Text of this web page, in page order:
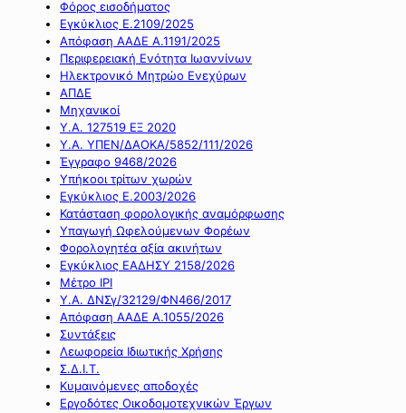
Φόρος εισοδήματος
Εγκύκλιος Ε.2109/2025
Απόφαση ΑΑΔΕ Α.1191/2025
Περιφερειακή Ενότητα Ιωαννίνων
Ηλεκτρονικό Μητρώο Ενεχύρων
ΑΠΔΕ
Μηχανικοί
Υ.Α. 127519 ΕΞ 2020
Υ.Α. ΥΠΕΝ/ΔΑΟΚΑ/5852/111/2026
Έγγραφο 9468/2026
Υπήκοοι τρίτων χωρών
Εγκύκλιος Ε.2003/2026
Κατάσταση φορολογικής αναμόρφωσης
Υπαγωγή Ωφελούμενων Φορέων
Φορολογητέα αξία ακινήτων
Εγκύκλιος ΕΑΔΗΣΥ 2158/2026
Μέτρο IPI
Υ.Α. ΔΝΣγ/32129/ΦΝ466/2017
Απόφαση ΑΑΔΕ Α.1055/2026
Συντάξεις
Λεωφορεία Ιδιωτικής Χρήσης
Σ.Δ.Ι.Τ.
Κυμαινόμενες αποδοχές
Εργοδότες Οικοδομοτεχνικών Έργων